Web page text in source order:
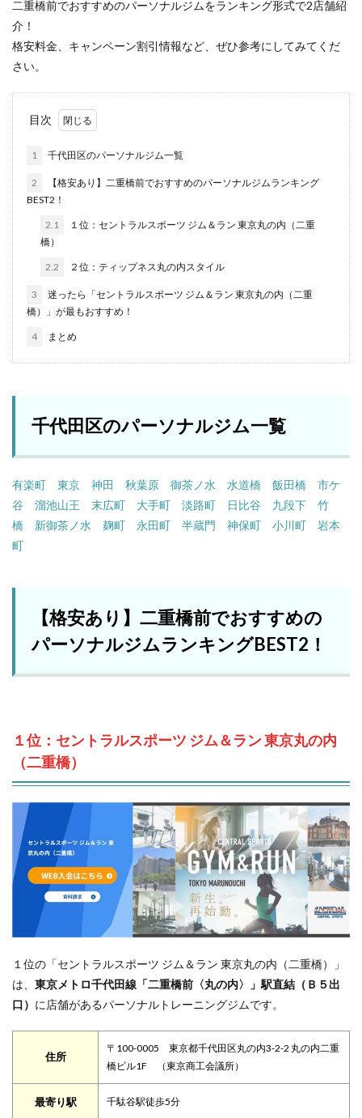
二重橋前でおすすめのパーソナルジムをランキング形式で2店舗紹
介！
格安料金、キャンペーン割引情報など、ぜひ参考にしてみてくだ
さい。
目次
1 千代田区のパーソナルジム一覧
2
【格安あり】二重橋前でおすすめのパーソナルジムランキング
BEST2！
2.1
１位：セントラルスポーツ ジム＆ラン 東京丸の内（二重
橋）
2.2 ２位：ティップネス丸の内スタイル
3
迷ったら「セントラルスポーツ ジム＆ラン 東京丸の内（二重
橋）」が最もおすすめ！
4 まとめ
千代田区のパーソナルジム一覧
有楽町 東京 神田 秋葉原 御茶ノ水 水道橋 飯田橋
市ケ
谷
溜池山王 末広町 大手町 淡路町 日比谷 九段下
竹
橋
新御茶ノ水 麹町 永田町 半蔵門 神保町 小川町
岩本
町
【格安あり】二重橋前でおすすめの
パーソナルジムランキングBEST2！
１位：セントラルスポーツ ジム＆ラン 東京丸の内
（二重橋）
１位の「セントラルスポーツ ジム＆ラン 東京丸の内（二重橋）」
は、 東京メトロ千代田線「二重橋前〈丸の内〉」駅直結（Ｂ５出
口） に店舗があるパーソナルトレーニングジムです。
住所
〒100-0005 東京都千代田区丸の内3-2-2 丸の内二重
橋ビル1F （東京商工会議所）
最寄り駅 千駄谷駅徒歩5分